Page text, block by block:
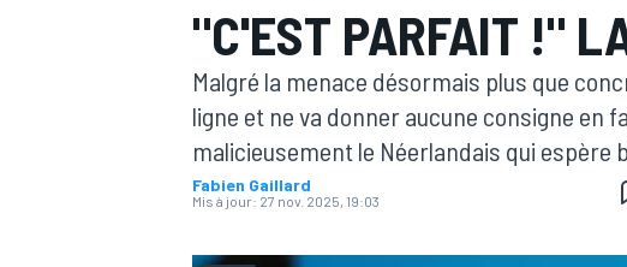
MOTOGP
"C'EST PARFAIT !"
Malgré la menace désormais plus que
ligne et ne va donner aucune consigne en
malicieusement le Néerlandais qui espère
Fabien Gaillard
Mis à jour: 27 nov. 2025, 19:03